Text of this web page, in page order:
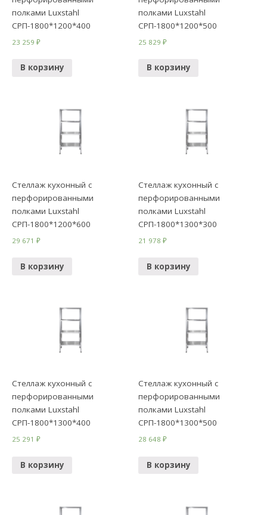
полками Luxstahl
СРП-1800*1200*400
23 259₽
В корзину
полками Luxstahl
СРП-1800*1200*500
25 829₽
В корзину
Стеллаж кухонный с
перфорированными
полками Luxstahl
СРП-1800*1200*600
29 671₽
В корзину
Стеллаж кухонный с
перфорированными
полками Luxstahl
СРП-1800*1300*300
21 978₽
В корзину
Стеллаж кухонный с
перфорированными
полками Luxstahl
СРП-1800*1300*400
25 291₽
В корзину
Стеллаж кухонный с
перфорированными
полками Luxstahl
СРП-1800*1300*500
28 648₽
В корзину